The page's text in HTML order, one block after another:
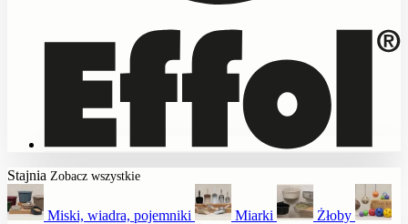
Stajnia Zobacz wszystkie
Miski, wiadra, pojemniki Miarki Żłoby